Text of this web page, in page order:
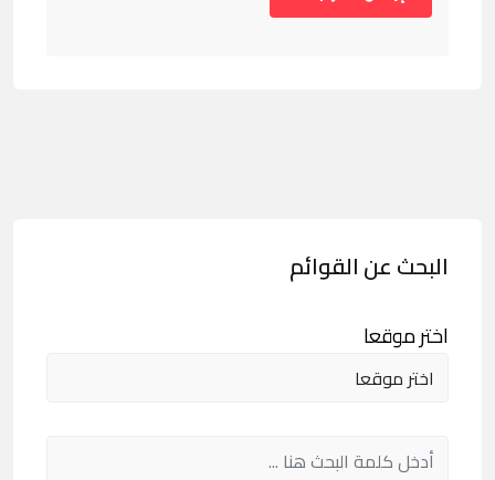
البحث عن القوائم
اختر موقعا